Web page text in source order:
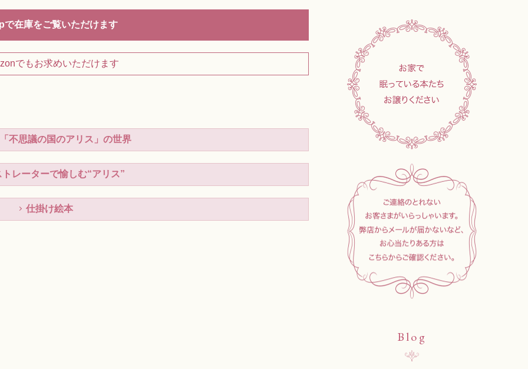
で在庫をご覧いただけます
でもお求めいただけます
不思議の国のアリス」の世界
レーターで愉しむ“アリス”
仕掛け絵本
Blog